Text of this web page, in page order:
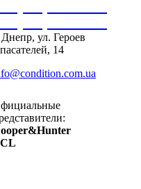
Днепр, ул. Героев
14